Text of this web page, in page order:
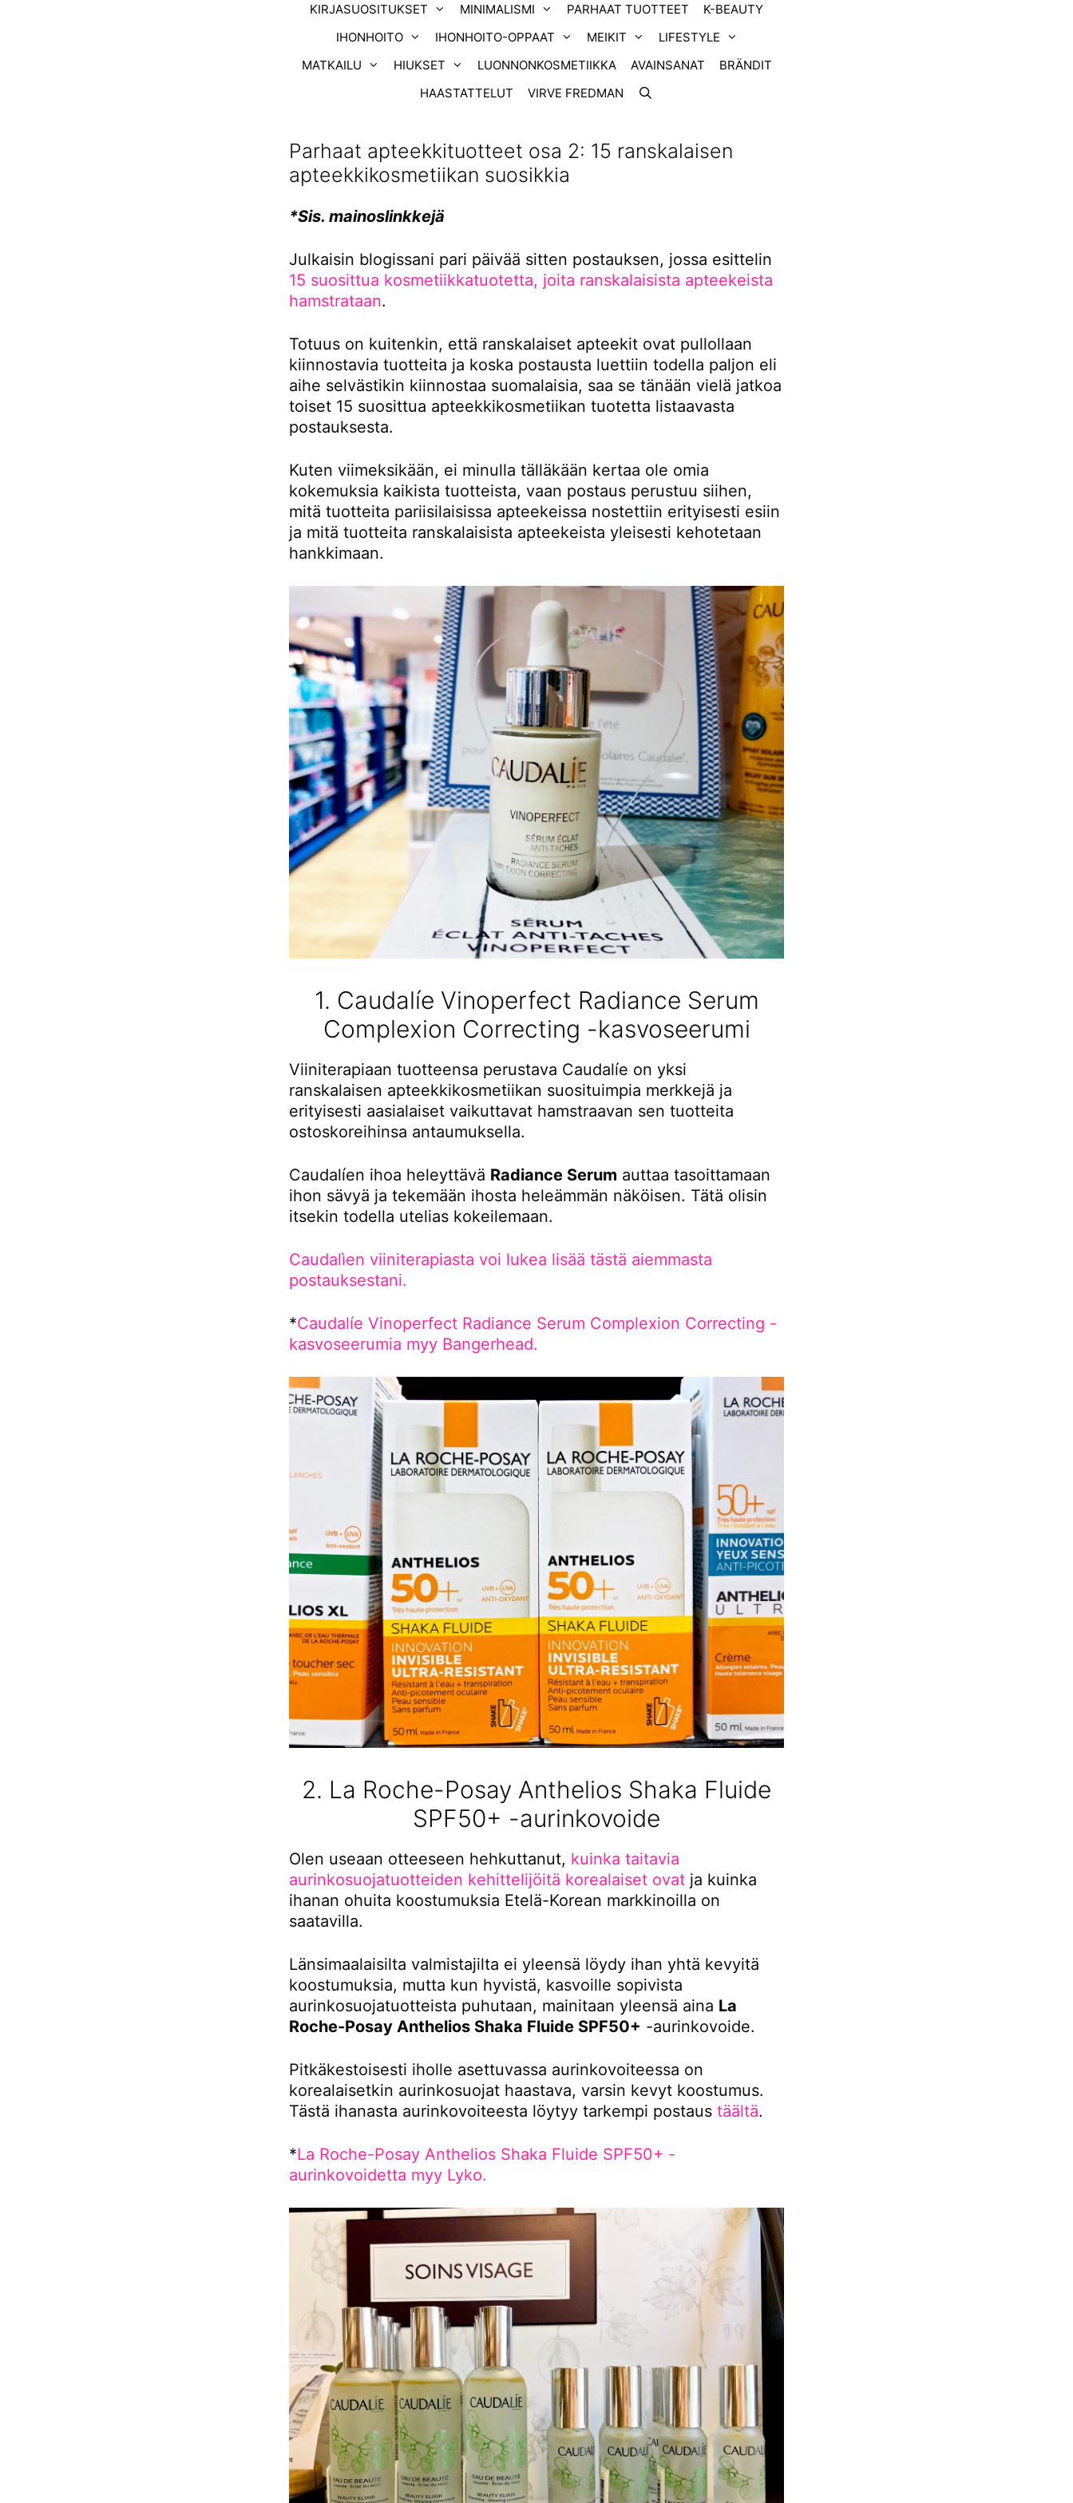
KIRJASUOSITUKSET MINIMALISMI PARHAAT TUOTTEET
K-BEAUTY
IHONHOITO
IHONHOITO-OPPAAT MEIKIT
LIFESTYLE
MATKAILU
HIUKSET LUONNONKOSMETIIKKA AVAINSANAT
BRÄNDIT
HAASTATTELUT
VIRVE FREDMAN
Parhaat apteekkituotteet osa 2: 15 ranskalaisen
apteekkikosmetiikan suosikkia
*Sis. mainoslinkkejä
Julkaisin blogissani pari päivää sitten postauksen, jossa esittelin
15 suosittua kosmetiikkatuotetta, joita ranskalaisista apteekeista
hamstrataan.
Totuus on kuitenkin, että ranskalaiset apteekit ovat pullollaan
kiinnostavia tuotteita ja koska postausta luettiin todella paljon eli
aihe selvästikin kiinnostaa suomalaisia, saa se tänään vielä jatkoa
toiset 15 suosittua apteekkikosmetiikan tuotetta listaavasta
postauksesta.
Kuten viimeksikään, ei minulla tälläkään kertaa ole omia
kokemuksia kaikista tuotteista, vaan postaus perustuu siihen,
mitä tuotteita pariisilaisissa apteekeissa nostettiin erityisesti esiin
ja mitä tuotteita ranskalaisista apteekeista yleisesti kehotetaan
hankkimaan.
1. Caudalíe Vinoperfect Radiance Serum
Complexion Correcting -kasvoseerumi
Viiniterapiaan tuotteensa perustava Caudalíe on yksi
ranskalaisen apteekkikosmetiikan suosituimpia merkkejä ja
erityisesti aasialaiset vaikuttavat hamstraavan sen tuotteita
ostoskoreihinsa antaumuksella.
Caudalíen ihoa heleyttävä Radiance Serum auttaa tasoittamaan
ihon sävyä ja tekemään ihosta heleämmän näköisen. Tätä olisin
itsekin todella utelias kokeilemaan.
Caudalìen viiniterapiasta voi lukea lisää tästä aiemmasta
postauksestani.
*Caudalíe Vinoperfect Radiance Serum Complexion Correcting -
kasvoseerumia myy Bangerhead.
2. La Roche-Posay Anthelios Shaka Fluide
SPF50+ -aurinkovoide
Olen useaan otteeseen hehkuttanut, kuinka taitavia
aurinkosuojatuotteiden kehittelijöitä korealaiset ovat ja kuinka
ihanan ohuita koostumuksia Etelä-Korean markkinoilla on
saatavilla.
Länsimaalaisilta valmistajilta ei yleensä löydy ihan yhtä kevyitä
koostumuksia, mutta kun hyvistä, kasvoille sopivista
aurinkosuojatuotteista puhutaan, mainitaan yleensä aina La
Roche-Posay Anthelios Shaka Fluide SPF50+ -aurinkovoide.
Pitkäkestoisesti iholle asettuvassa aurinkovoiteessa on
korealaisetkin aurinkosuojat haastava, varsin kevyt koostumus.
Tästä ihanasta aurinkovoiteesta löytyy tarkempi postaus täältä.
*La Roche-Posay Anthelios Shaka Fluide SPF50+ -
aurinkovoidetta myy Lyko.